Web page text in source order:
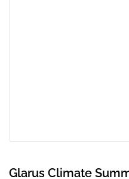
Glarus Climate